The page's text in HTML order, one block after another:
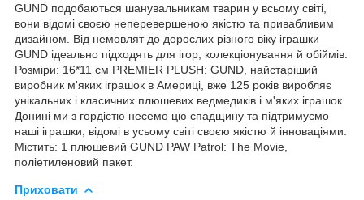
GUND подобаються шанувальникам тварин у всьому світі,
вони відомі своєю неперевершеною якістю та привабливим
дизайном. Від немовлят до дорослих різного віку іграшки
GUND ідеально підходять для ігор, колекціонування й обіймів.
Розміри: 16*11 см PREMIER PLUSH: GUND, найстаріший
виробник м'яких іграшок в Америці, вже 125 років виробляє
унікальних і класичних плюшевих ведмедиків і м'яких іграшок.
Донині ми з гордістю несемо цю спадщину та підтримуємо
наші іграшки, відомі в усьому світі своєю якістю й інноваціями.
Містить: 1 плюшевий GUND PAW Patrol: The Movie,
поліетиленовий пакет.
Приховати